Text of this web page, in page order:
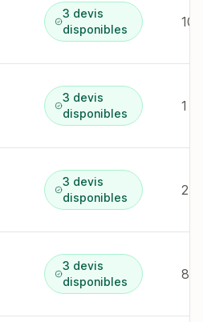
3 devis
disponibles
10
3 devis
disponibles
1 r
3 devis
disponibles
2 r
3 devis
disponibles
8